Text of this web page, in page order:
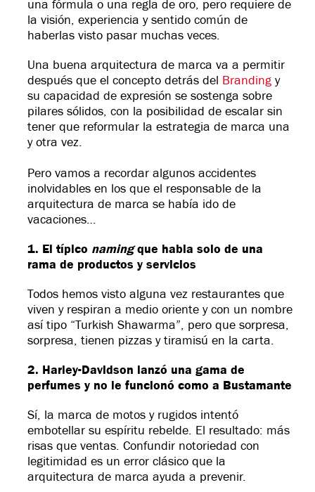
una fórmula o una regla de oro, pero requiere de
la visión, experiencia y sentido común de
haberlas visto pasar muchas veces.
Una buena arquitectura de marca va a permitir
después que el concepto detrás del Branding y
su capacidad de expresión se sostenga sobre
pilares sólidos, con la posibilidad de escalar sin
tener que reformular la estrategia de marca una
y otra vez.
Pero vamos a recordar algunos accidentes
inolvidables en los que el responsable de la
arquitectura de marca se había ido de
vacaciones…
1. El típico namingque habla solo de una
rama de productos y servicios
Todos hemos visto alguna vez restaurantes que
viven y respiran a medio oriente y con un nombre
así tipo “Turkish Shawarma”, pero que sorpresa,
sorpresa, tienen pizzas y tiramisú en la carta.
2. Harley-Davidson lanzó una gama de
perfumes y no le funcionó como a Bustamante
Sí, la marca de motos y rugidos intentó
embotellar su espíritu rebelde. El resultado: más
risas que ventas. Confundir notoriedad con
legitimidad es un error clásico que la
arquitectura de marca ayuda a prevenir.